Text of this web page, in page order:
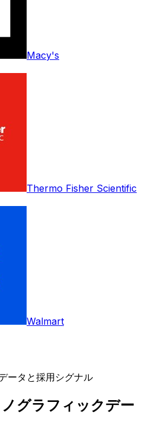
Macy's
Thermo Fisher Scientific
Walmart
ータと採用シグナル
グラフィックデー